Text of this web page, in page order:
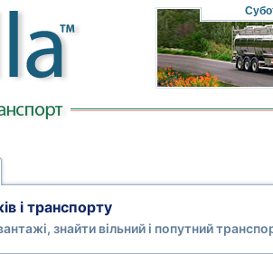
і транспорту
знайти вільний і попутний